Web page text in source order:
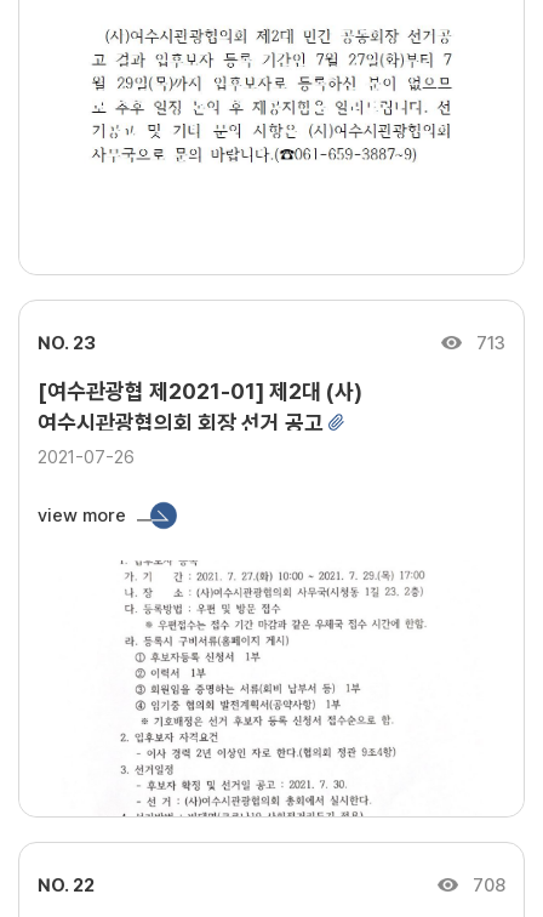
NO. 23 713
[여수관광협 제2021-01] 제2대 (사)
여수시관광협의회 회장 선거 공고
2021-07-26
view more
NO. 22 708